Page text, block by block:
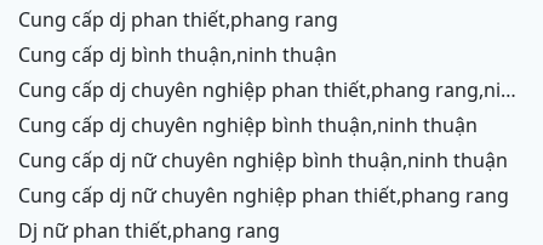
cung cấp dj phan thiết,phang rang
cung cấp dj bình thuận,ninh thuận
cung cấp dj chuyên nghiệp phan thiết,phang rang,ninh
chữ,vĩnh hy
cung cấp dj chuyên nghiệp bình thuận,ninh thuận
cung cấp dj nữ chuyên nghiệp bình thuận,ninh thuận
cung cấp dj nữ chuyên nghiệp phan thiết,phang rang
dj nữ phan thiết,phang rang